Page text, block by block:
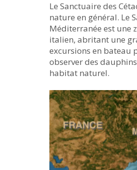
Le Sanctuaire des
nature en général. Le
Méditerranée est une
italien, abritant une
excursions en bateau
observer des
habitat naturel.